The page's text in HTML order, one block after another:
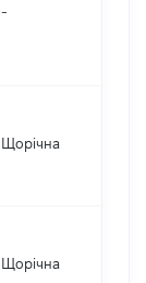
-
Щорічна
Щорічна